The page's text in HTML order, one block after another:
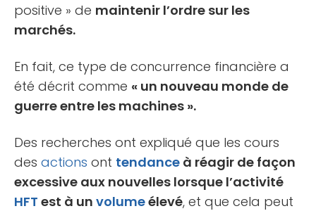
positive » de maintenir l’ordre sur les
marchés.
En fait, ce type de concurrence financière a
été décrit comme « un nouveau monde de
guerre entre les machines ».
Des recherches ont expliqué que les cours
des actions ont tendance à réagir de façon
excessive aux nouvelles lorsque l’activité
HFT est à un volumeélevé, et que cela peut